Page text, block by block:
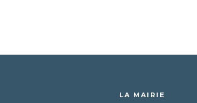
LA MAIRIE